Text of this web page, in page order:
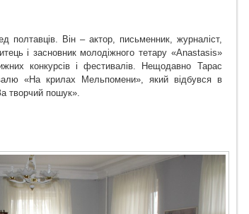
полтавців. Він – актор, письменник, журналіст,
і засновник молодіжного тетару «Anastasis»
конкурсів і фестивалів. Нещодавно Тарас
«На крилах Мельпомени», який відбувся в
творчий пошук».